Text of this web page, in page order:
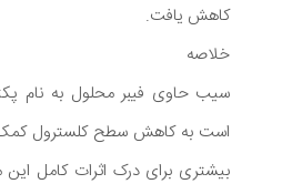
کاهش یافت.
خلاصه
سیب حاوی فیبر محلول به نام
است به کاهش سطح کلسترول کمک
بیشتری برای درک اثرات کامل